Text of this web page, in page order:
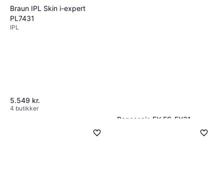
Braun IPL Skin i-expert
PL7431
IPL
5.549 kr.
4 butikker
Panasonic EY ES-EY31